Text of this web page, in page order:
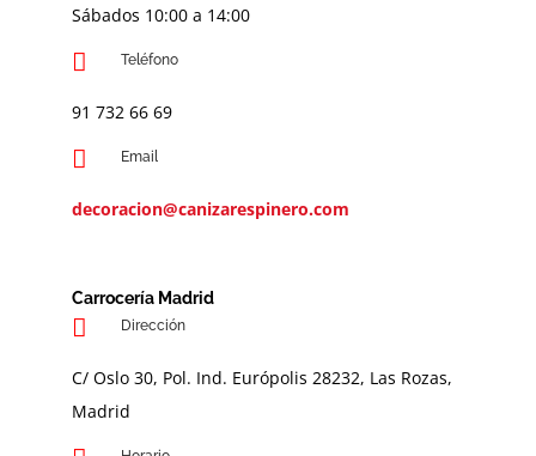
Sábados 10:00 a 14:00
Teléfono
91 732 66 69
Email
decoracion@canizarespinero.com
Carrocería Madrid
Dirección
C/ Oslo 30, Pol. Ind. Európolis 28232, Las Rozas,
Madrid